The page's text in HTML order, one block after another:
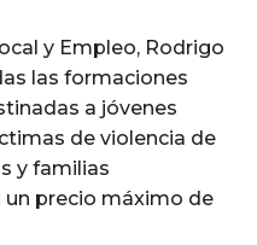
y Empleo, Rodrigo
las formaciones
a jóvenes
de violencia de
y familias
precio máximo de